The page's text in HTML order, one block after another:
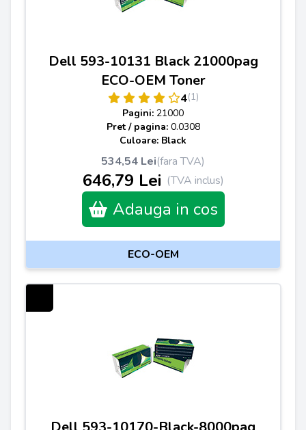
Dell 593-10131 Black 21000pag
ECO-OEM Toner
4(1)
Pagini: 21000
Pret / pagina: 0.0308
Culoare: Black
534,54 Lei(fara TVA)
646,79 Lei (TVA inclus)
Adauga in cos
ECO-OEM